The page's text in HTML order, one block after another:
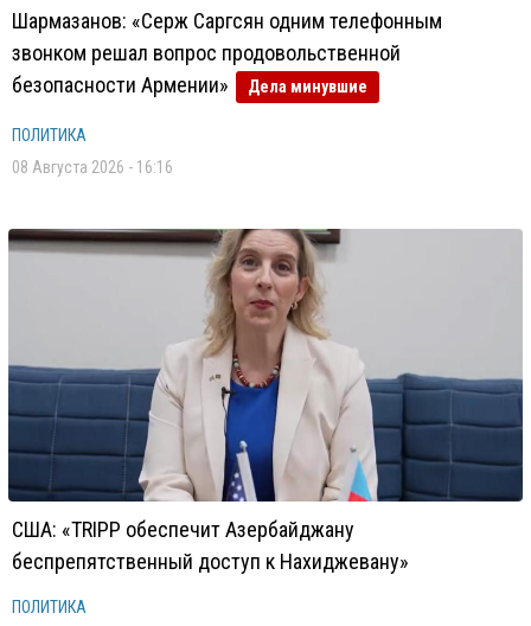
Шармазанов: «Серж Саргсян одним телефонным
звонком решал вопрос продовольственной
безопасности Армении»
Дела минувшие
ПОЛИТИКА
08 Августа 2026 - 16:16
США: «TRIPP обеспечит Азербайджану
беспрепятственный доступ к Нахиджевану»
ПОЛИТИКА